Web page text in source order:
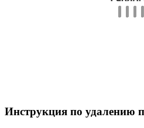
Инструкция по удалению